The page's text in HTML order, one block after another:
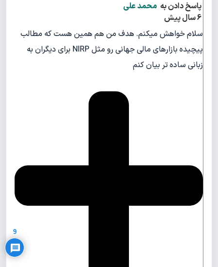
پاسخ دادن به محمد علی
سلام خواهش میکنم. هدف من هم همین هست که مطالب
پیچیده بازارهای مالی جهانی رو مثل NIRP برای دیگران به
زبانی ساده تر بیان کنم
9